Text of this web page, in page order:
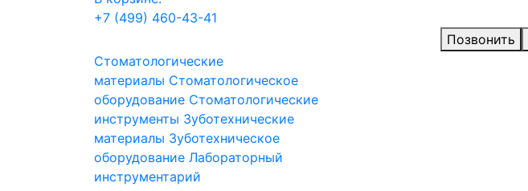
+7 (499) 460-43-41
Позвонить
Стоматологические
материалы Стоматологическое
оборудование Стоматологические
инструменты Зуботехнические
материалы Зуботехническое
оборудование Лабораторный
инструментарий